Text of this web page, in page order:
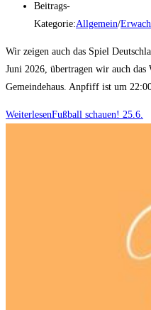
Beitrags-
Kategorie:Allgemein/
Wir zeigen auch das Spiel
Juni 2026, übertragen wir auch
Gemeindehaus. Anpfiff ist um
WeiterlesenFußball schauen! 25.6.